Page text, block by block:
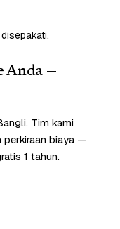
Anda —
Tim kami
perkiraan biaya —
1 tahun.